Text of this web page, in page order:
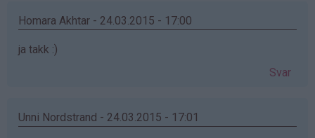
Homara Akhtar - 24.03.2015 - 17:00
ja takk :)
Svar
Unni Nordstrand - 24.03.2015 - 17:01